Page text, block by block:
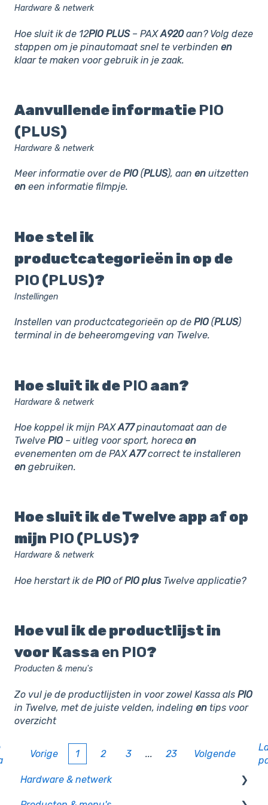
Hardware & netwerk
Hoe sluit ik de 12PIO PLUS– PAXA920aan? Volg deze
stappen om je pinautomaat snel te verbinden en
klaar te maken voor gebruik in je zaak.
Aanvullende informatie PIO
(PLUS)
Hardware & netwerk
Meer informatie over de PIO (PLUS), aan en uitzetten
en een informatie filmpje.
Hoe stel ik
productcategorieën in op de
PIO (PLUS)?
Instellingen
Instellen van productcategorieën op de PIO (PLUS)
terminal in de beheeromgeving van Twelve.
Hoe sluit ik de PIO aan?
Hardware & netwerk
Hoe koppel ik mijn PAXA77pinautomaat aan de
Twelve PIO – uitleg voor sport, horeca en
evenementen om de PAXA77correct te installeren
en gebruiken.
Hoe sluit ik de Twelve app af op
mijn PIO (PLUS)?
Hardware & netwerk
Hoe herstart ik de PIO ofPIO plusTwelve applicatie?
Hoe vul ik de productlijst in
voor Kassa en PIO?
Producten & menu's
Zo vul je de productlijsten in voor zowel Kassa als PIO
in Twelve, met de juiste velden, indeling en tips voor
overzicht
Vorige 1 2 3 ... 23 Volgende
Hardware & netwerk